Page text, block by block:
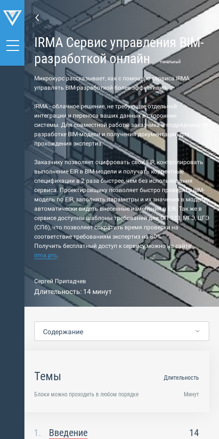
IRMA Сервис управления BIM-
разработкой онлайн
Начальный
Микрокурс рассказывает, как с помощью сервиса IRMA
управлять BIM-разработкой более эффективно.
IRMA - облачное решение, не требующее отдельной
интеграции и переноса ваших данных в сторонние
системы. Для совместной работы заказчика и подрядчика по
разработке BIM-модели и получения документации для
прохождения экспертиз.
Заказчику позволяет оцифровать свои EIR, контролировать
выполнение EIR в BIM-модели и получать корректные
спецификации в 2 раза быстрее, чем без использования
сервиса. Проектировщику позволяет быстро проверять BIM-
модель по EIR, заполнять параметры и их значения в модели,
автоматически видеть внесенные изменения в EIR. Так же в
сервисе доступны шаблоны требований для СП 333, МГЭ, ЦГЭ
(СПб), что позволяет сократить время проверки на
соответствие требованиям экспертиз на 80%.
Получить бесплатный доступ к сервису можно на сайте
irma.pro.
Сергей Припадчев
Длительность: 14 минут
Содержание
Темы
Блоки можно проходить в любом порядке
Длительность
Минут
Введение 14